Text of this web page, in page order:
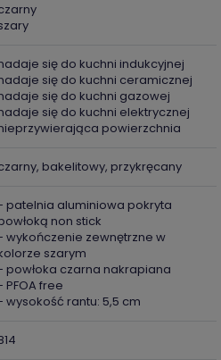
się do kuchni indukcyjnej
się do kuchni ceramicznej
się do kuchni gazowej
się do kuchni elektrycznej
powierzchnia
bakelitowy, przykręcany
patelnia aluminiowa pokryta
non stick
wykończenie zewnętrzne w
szarym
powłoka czarna nakrapiana
PFOA free
wysokość rantu: 5,5 cm